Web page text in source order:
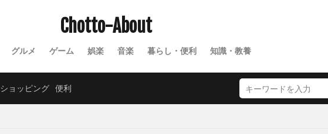
Chotto-About
グルメ ゲーム 娯楽 音楽 暮らし・便利 知識・教養
ショッピング 便利